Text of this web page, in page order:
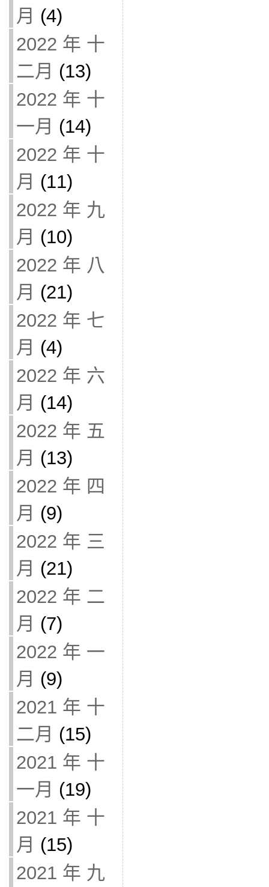
月 (4)
2022 年 十
二月 (13)
2022 年 十
一月 (14)
2022 年 十
月 (11)
2022 年 九
月 (10)
2022 年 八
月 (21)
2022 年 七
月 (4)
2022 年 六
月 (14)
2022 年 五
月 (13)
2022 年 四
月 (9)
2022 年 三
月 (21)
2022 年 二
月 (7)
2022 年 一
月 (9)
2021 年 十
二月 (15)
2021 年 十
一月 (19)
2021 年 十
月 (15)
2021 年 九